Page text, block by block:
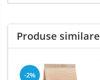
Produse similare
-2%